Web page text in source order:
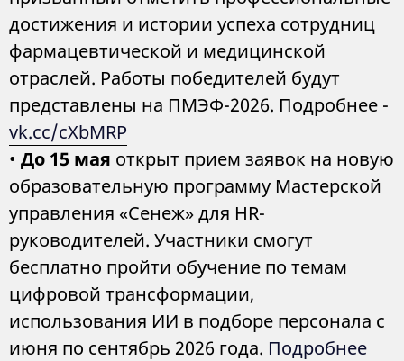
достижения и истории успеха сотрудниц
фармацевтической и медицинской
отраслей. Работы победителей будут
представлены на ПМЭФ-2026. Подробнее -
vk.cc/cXbMRP
• До 15 мая открыт прием заявок на новую
образовательную программу Мастерской
управления «Сенеж» для HR-
руководителей. Участники смогут
бесплатно пройти обучение по темам
цифровой трансформации,
использования ИИ в подборе персонала с
июня по сентябрь 2026 года. Подробнее